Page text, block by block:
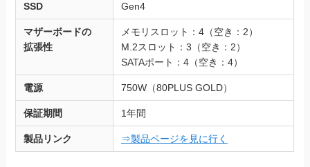
SSD Gen4
マザーボードの
拡張性
メモリスロット：4（空き：2）
M.2スロット：3（空き：2）
SATAポート：4（空き：4）
電源 750W（80PLUS GOLD）
保証期間 1年間
製品リンク ⇒製品ページを見に行く